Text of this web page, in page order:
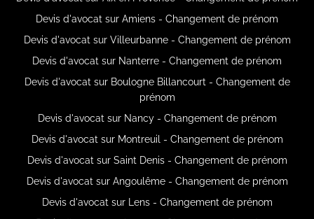
Devis d'avocat sur Amiens - Changement de prénom
Devis d'avocat sur Villeurbanne - Changement de prénom
Devis d'avocat sur Nanterre - Changement de prénom
Devis d'avocat sur Boulogne Billancourt - Changement de
prénom
Devis d'avocat sur Nancy - Changement de prénom
Devis d'avocat sur Montreuil - Changement de prénom
Devis d'avocat sur Saint Denis - Changement de prénom
Devis d'avocat sur Angoulême - Changement de prénom
Devis d'avocat sur Lens - Changement de prénom